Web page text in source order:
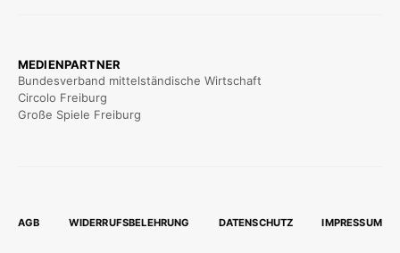
MEDIENPARTNER
Bundesverband mittelständische Wirtschaft
Circolo Freiburg
Große Spiele Freiburg
AGB WIDERRUFSBELEHRUNG DATENSCHUTZ IMPRESSUM